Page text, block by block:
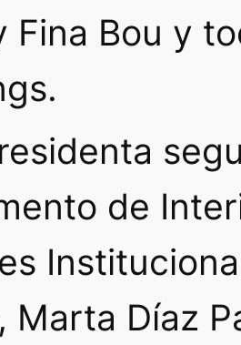
Fina Bou y
de
Marta Díaz